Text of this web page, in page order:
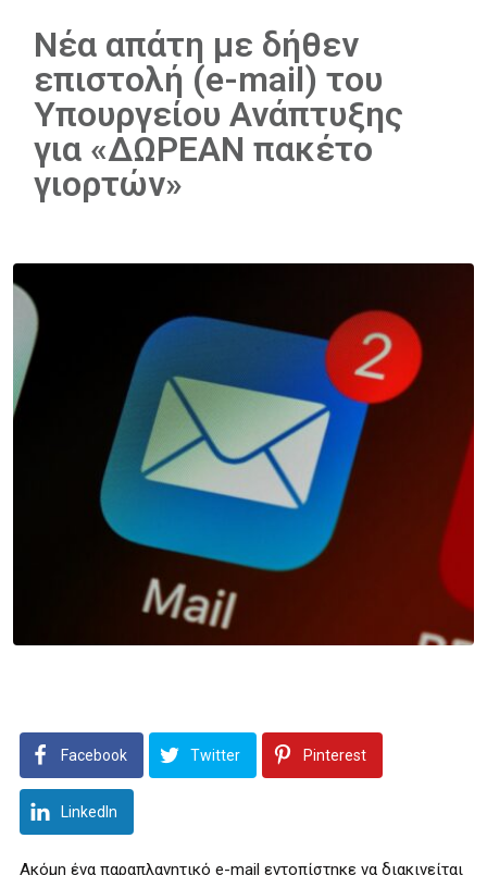
Νέα απάτη με δήθεν
επιστολή (e-mail) του
Υπουργείου Ανάπτυξης
για «ΔΩΡΕΑΝ πακέτο
γιορτών»
Facebook Twitter Pinterest
LinkedIn
Ακόμη ένα παραπλανητικό e-mail εντοπίστηκε να διακινείται